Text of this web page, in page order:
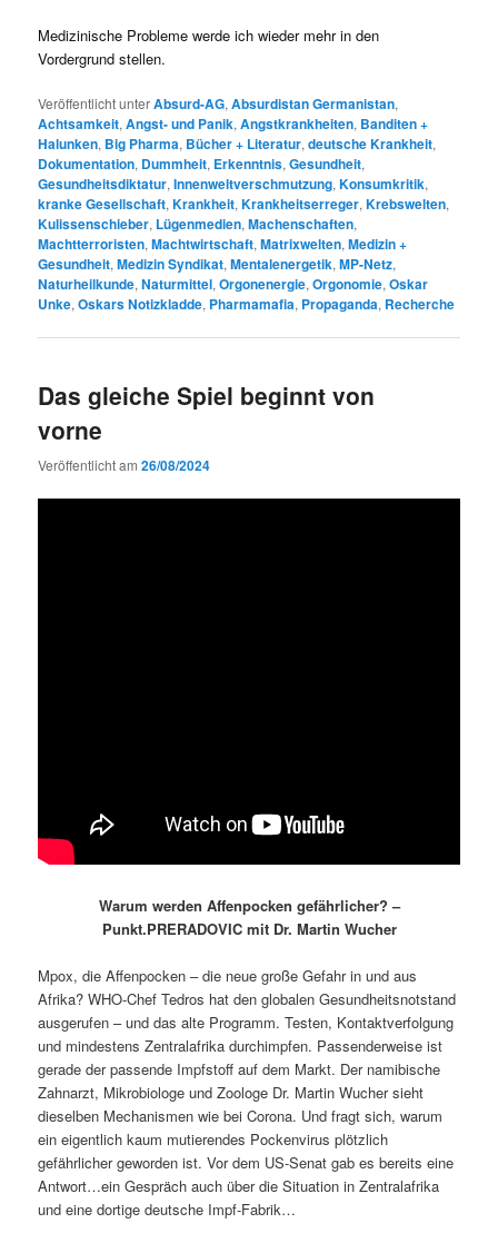
Medizinische Probleme werde ich wieder mehr in den
Vordergrund stellen.
Veröffentlicht unterAbsurd-AG,Absurdistan Germanistan,
Achtsamkeit,Angst- und Panik,Angstkrankheiten, Banditen +
Halunken, Big Pharma, Bücher + Literatur,deutsche Krankheit,
Dokumentation, Dummheit, Erkenntnis,Gesundheit,
Gesundheitsdiktatur,Innenweltverschmutzung,Konsumkritik,
kranke Gesellschaft,Krankheit,Krankheitserreger,Krebswelten,
Kulissenschieber, Lügenmedien,Machenschaften,
Machtterroristen,Machtwirtschaft,Matrixwelten,Medizin +
Gesundheit,Medizin Syndikat,Mentalenergetik,MP-Netz,
Naturheilkunde,Naturmittel,Orgonenergie,Orgonomie,Oskar
Unke,Oskars Notizkladde, Pharmamafia, Propaganda, Recherche
Das gleiche Spiel beginnt von
vorne
Veröffentlicht am26/08/2024
Warum werden Affenpocken gefährlicher? –
Punkt.PRERADOVIC mit Dr. Martin Wucher
Mpox, die Affenpocken – die neue große Gefahr in und aus
Afrika? WHO-Chef Tedros hat den globalen Gesundheitsnotstand
ausgerufen – und das alte Programm. Testen, Kontaktverfolgung
und mindestens Zentralafrika durchimpfen. Passenderweise ist
gerade der passende Impfstoff auf dem Markt. Der namibische
Zahnarzt, Mikrobiologe und Zoologe Dr. Martin Wucher sieht
dieselben Mechanismen wie bei Corona. Und fragt sich, warum
ein eigentlich kaum mutierendes Pockenvirus plötzlich
gefährlicher geworden ist. Vor dem US-Senat gab es bereits eine
Antwort…ein Gespräch auch über die Situation in Zentralafrika
und eine dortige deutsche Impf-Fabrik…